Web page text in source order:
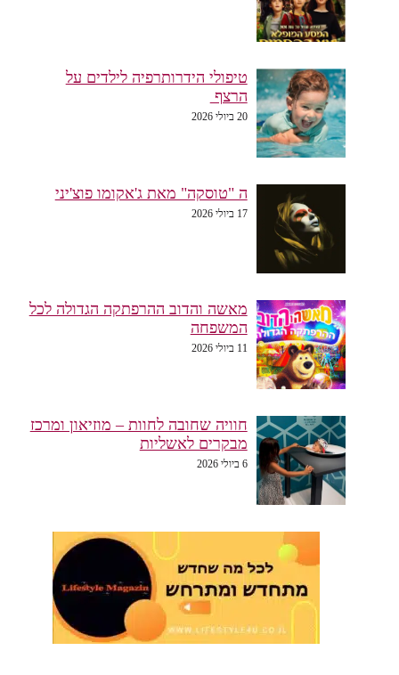
טיפולי הידרותרפיה לילדים על
הרצף
20 ביולי 2026
ה "טוסקה" מאת ג'אקומו פוצ'יני
17 ביולי 2026
מאשה והדוב ההרפתקה הגדולה לכל
המשפחה
11 ביולי 2026
חוויה שחובה לחוות – מוזיאון ומרכז
מבקרים לאשליות
6 ביולי 2026